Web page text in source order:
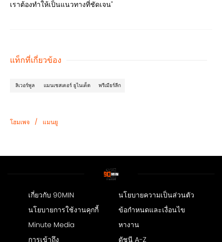
เราต้องทำให้เป็นแนวทางที่ชัดเจน"
แท็กที่เกี่ยวข้อง
ลิเวอร์พูล แมนเชสเตอร์ ยูไนเต็ด พรีเมียร์ลีก
โฮมเพจ / แมนยู
เกี่ยวกับ 90MIN
นโยบายความเป็นส่วนตัว
นโยบายการใช้งานคุกกี้
ข้อกำหนดและเงื่อนไข
Minute Media
หางาน
การเข้าถึง
ดัชนี A-Z